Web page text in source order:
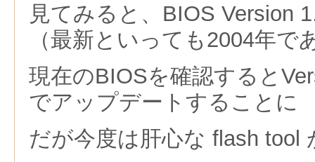
見てみると、BIOS Version
（最新といっても2004年で
現在のBIOSを確認すると
でアップデートすることに
だが今度は肝心な flash tool